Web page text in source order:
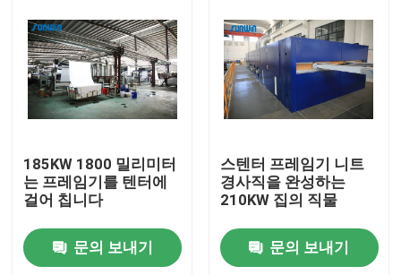
185KW 1800 밀리미터
는 프레임기를 텐터에
걸어 칩니다
문의 보내기
스텐터 프레임기 니트
경사직을 완성하는
210KW 집의 직물
문의 보내기